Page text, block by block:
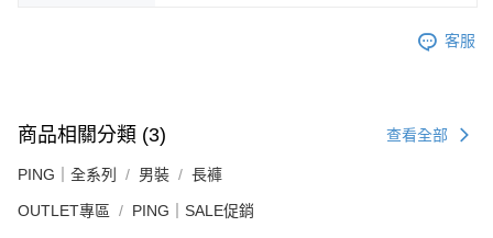
客服
商品相關分類 (3) 查看全部
PING｜全系列 男裝 長褲
OUTLET專區 PING｜SALE促銷